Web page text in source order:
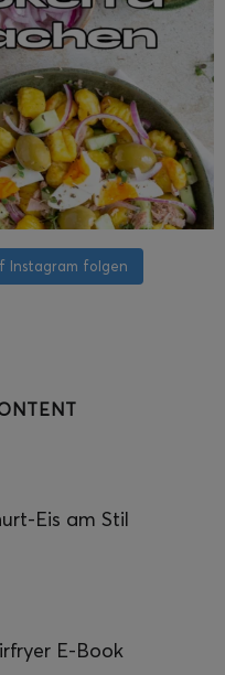
Instagram folgen
Eis am Stil
E-Book